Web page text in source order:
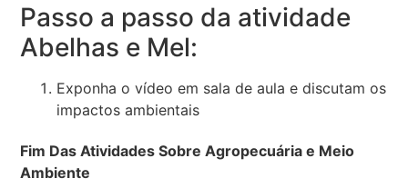
Passo a passo da atividade
Abelhas e Mel:
Exponha o vídeo em sala de aula e discutam os
impactos ambientais
Fim Das Atividades Sobre Agropecuária e Meio
Ambiente